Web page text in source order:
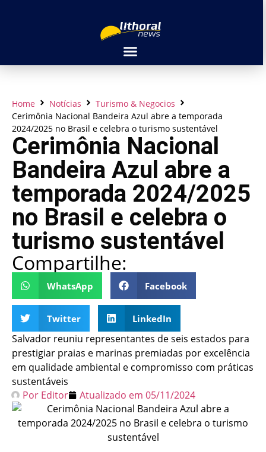
Home Notícias
Turismo & Negocios
Cerimônia Nacional Bandeira Azul abre a temporada
2024/2025 no Brasil e celebra o turismo sustentável
Cerimônia Nacional
Bandeira Azul abre a
temporada 2024/2025
no Brasil e celebra o
turismo sustentável
Compartilhe:
WhatsApp Facebook
Twitter LinkedIn
Salvador reuniu representantes de seis estados para
prestigiar praias e marinas premiadas por excelência
em qualidade ambiental e compromisso com práticas
sustentáveis
Por Editor Atualizado em 05/11/2024